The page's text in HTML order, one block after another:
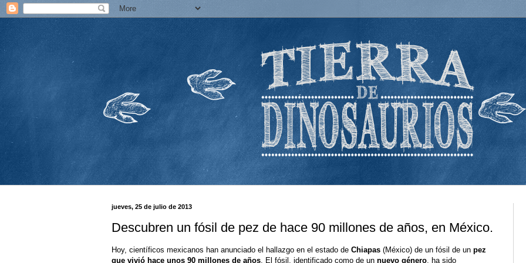
jueves, 25 de julio de 2013
Descubren un fósil de pez de hace 90 millones de años, en México.
Hoy, científicos mexicanos han anunciado el hallazgo en el estado de Chiapas (México) de un fósil de un pez
que vivió hace unos 90 millones de años . El fósil, identificado como de un nuevo género , ha sido